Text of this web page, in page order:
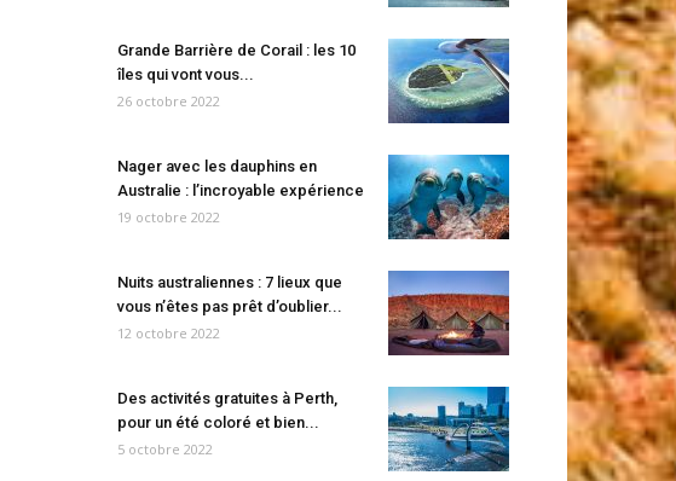
Grande Barrière de Corail : les 10
îles qui vont vous...
26 octobre 2022
Nager avec les dauphins en
Australie : l’incroyable expérience
19 octobre 2022
Nuits australiennes : 7 lieux que
vous n’êtes pas prêt d’oublier...
12 octobre 2022
Des activités gratuites à Perth,
pour un été coloré et bien...
5 octobre 2022